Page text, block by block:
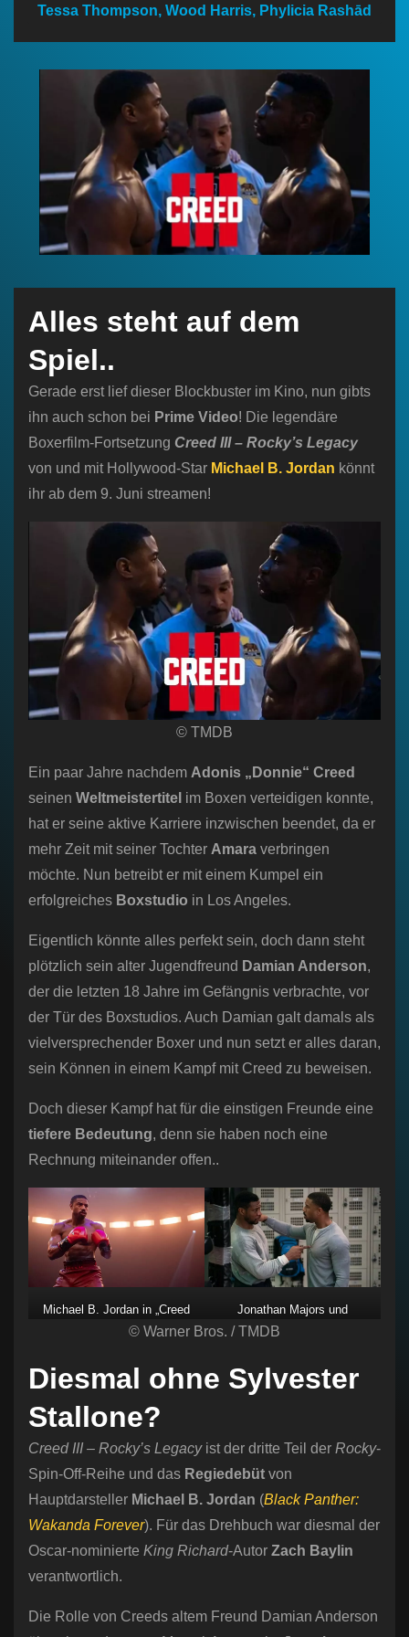
Tessa Thompson, Wood Harris, Phylicia Rashād
Alles steht auf dem
Spiel..
Gerade erst lief dieser Blockbuster im Kino, nun gibts
ihn auch schon bei Prime Video! Die legendäre
Boxerfilm-Fortsetzung Creed III – Rocky’s Legacy
von und mit Hollywood-Star Michael B. Jordan könnt
ihr ab dem 9. Juni streamen!
© TMDB
Ein paar Jahre nachdem Adonis „Donnie“ Creed
seinen Weltmeistertitel im Boxen verteidigen konnte,
hat er seine aktive Karriere inzwischen beendet, da er
mehr Zeit mit seiner Tochter Amara verbringen
möchte. Nun betreibt er mit einem Kumpel ein
erfolgreiches Boxstudio in Los Angeles.
Eigentlich könnte alles perfekt sein, doch dann steht
plötzlich sein alter Jugendfreund Damian Anderson,
der die letzten 18 Jahre im Gefängnis verbrachte, vor
der Tür des Boxstudios. Auch Damian galt damals als
vielversprechender Boxer und nun setzt er alles daran,
sein Können in einem Kampf mit Creed zu beweisen.
Doch dieser Kampf hat für die einstigen Freunde eine
tiefere Bedeutung, denn sie haben noch eine
Rechnung miteinander offen..
Michael B. Jordan in „Creed
Jonathan Majors und
Michael B. Jordan in „Creed
© Warner Bros. / TMDB
Diesmal ohne Sylvester
Stallone?
Creed III – Rocky’s Legacyist der dritte Teil der Rocky-
Spin-Off-Reihe und das Regiedebüt von
Hauptdarsteller Michael B. Jordan (Black Panther:
Wakanda Forever). Für das Drehbuch war diesmal der
Oscar-nominierte King Richard-Autor Zach Baylin
verantwortlich.
Die Rolle von Creeds altem Freund Damian Anderson